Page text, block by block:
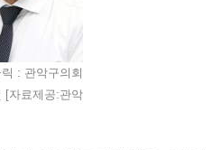
: 관악구의회
[자료제공:관악